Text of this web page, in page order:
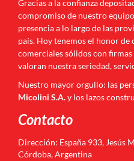
Gracias a la confianza
compromiso de nuestro
presencia a lo largo de las
país. Hoy tenemos el honor
comerciales sólidos con
valoran nuestra seriedad,
Nuestro mayor orgullo: las
Micolini S.A.y los lazos
Contacto
Dirección: España 933, Jesús
Córdoba, Argentina